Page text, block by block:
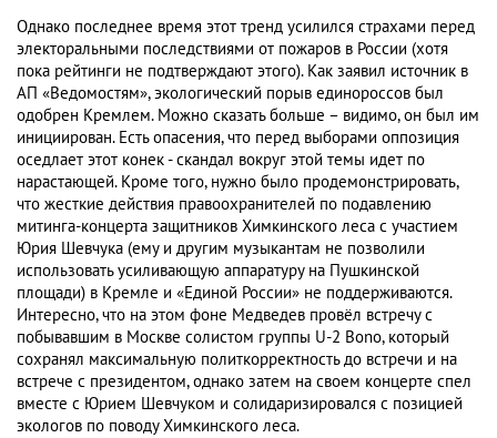
Однако последнее время этот тренд усилился страхами перед
электоральными последствиями от пожаров в России (хотя
пока рейтинги не подтверждают этого). Как заявил источник в
АП «Ведомостям», экологический порыв единороссов был
одобрен Кремлем. Можно сказать больше – видимо, он был им
инициирован. Есть опасения, что перед выборами оппозиция
оседлает этот конек - скандал вокруг этой темы идет по
нарастающей. Кроме того, нужно было продемонстрировать,
что жесткие действия правоохранителей по подавлению
митинга-концерта защитников Химкинского леса с участием
Юрия Шевчука (ему и другим музыкантам не позволили
использовать усиливающую аппаратуру на Пушкинской
площади) в Кремле и «Единой России» не поддерживаются.
Интересно, что на этом фоне Медведев провёл встречу с
побывавшим в Москве солистом группы U-2 Bono, который
сохранял максимальную политкорректность до встречи и на
встрече с президентом, однако затем на своем концерте спел
вместе с Юрием Шевчуком и солидаризировался с позицией
экологов по поводу Химкинского леса.